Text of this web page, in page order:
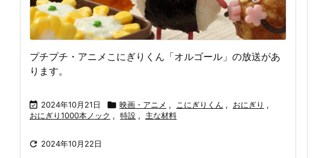
プチプチ・アニメこにぎりくん「オルゴール」の放送があ
ります。
 2024年10月21日  映画・アニメ , こにぎりくん , おにぎり ,
おにぎり1000本ノック , 特設 , 主な材料
 2024年10月22日